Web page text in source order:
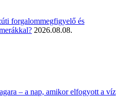
forgalommegfigyelő és
2026.08.08.
– a nap, amikor elfogyott a víz